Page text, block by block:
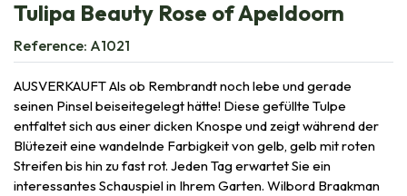
Tulipa Beauty Rose of Apeldoorn
Reference: A1021
AUSVERKAUFT Als ob Rembrandt noch lebe und gerade
seinen Pinsel beiseitegelegt hätte! Diese gefüllte Tulpe
entfaltet sich aus einer dicken Knospe und zeigt während der
Blütezeit eine wandelnde Farbigkeit von gelb, gelb mit roten
Streifen bis hin zu fast rot. Jeden Tag erwartet Sie ein
interessantes Schauspiel in Ihrem Garten. Wilbord Braakman